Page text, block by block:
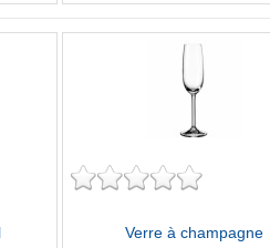
Verre à champagne